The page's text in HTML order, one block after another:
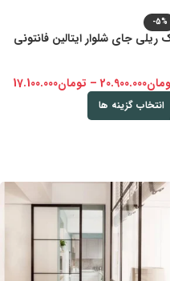
-5%
ریلی جای شلوار ایتالین فانتونی
20.900.000
– تومان17.100.000
انتخاب گزینه ها